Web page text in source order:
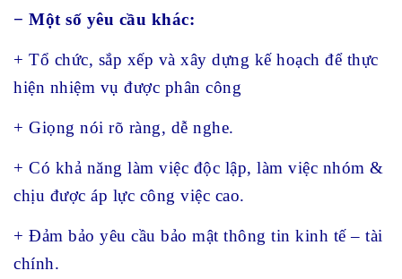
− Một số yêu cầu khác:
+ Tổ chức, sắp xếp và xây dựng kế hoạch để thực
hiện nhiệm vụ được phân công
+ Giọng nói rõ ràng, dễ nghe.
+ Có khả năng làm việc độc lập, làm việc nhóm &
chịu được áp lực công việc cao.
+ Đảm bảo yêu cầu bảo mật thông tin kinh tế – tài
chính.